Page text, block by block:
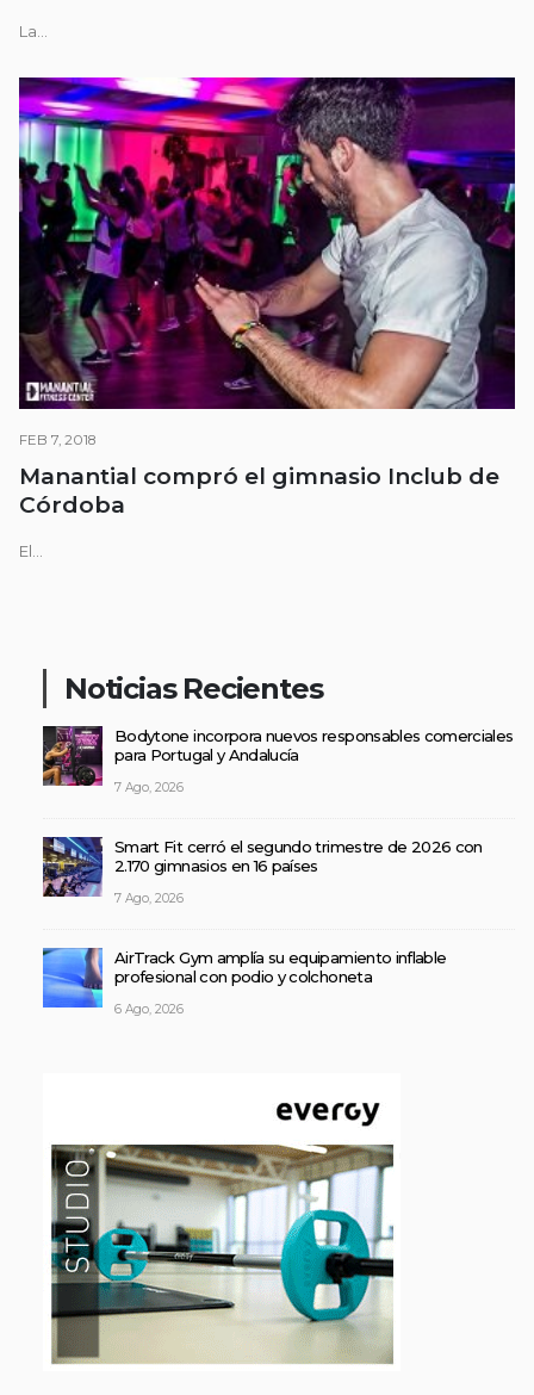
La...
FEB 7, 2018
Manantial compró el gimnasio Inclub de
Córdoba
El...
Noticias Recientes
Bodytone incorpora nuevos responsables comerciales
para Portugal y Andalucía
7 Ago, 2026
Smart Fit cerró el segundo trimestre de 2026 con
2.170 gimnasios en 16 países
7 Ago, 2026
AirTrack Gym amplía su equipamiento inflable
profesional con podio y colchoneta
6 Ago, 2026